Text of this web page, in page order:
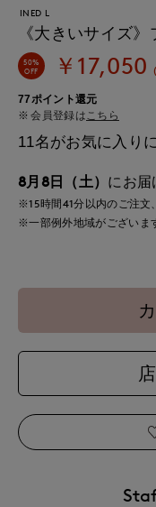
INED L
《大きいサイズ
50%
OFF ￥17,050
77ポイント還元
会員登録はこちら
11名がお気に入り
8月8日（土） にお届
※15時間41分以内のご注文
※一部例外地域がございま